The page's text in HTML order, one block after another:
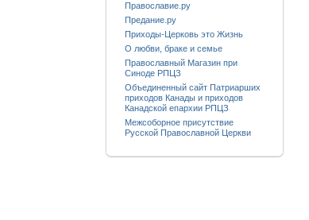
Православие.ру
Предание.ру
Приходы-Церковь это Жизнь
О любви, браке и семье
Православный Магазин при
Синоде РПЦЗ
Объединенный сайт Патриарших
приходов Канады и приходов
Канадской епархии РПЦЗ
Межсоборное присутствие
Русской Православной Церкви